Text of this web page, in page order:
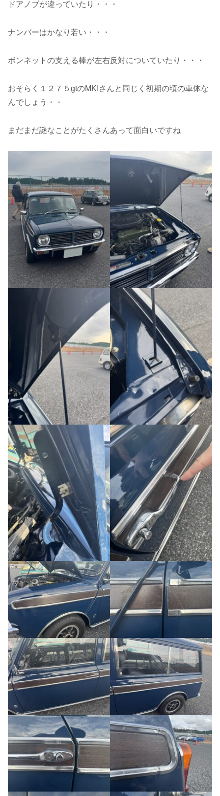
ドアノブが違っていたり・・・
ナンバーはかなり若い・・・
ボンネットの支える棒が左右反対についていたり・・・
おそらく１２７５gtのMKIさんと同じく初期の頃の車体な
んでしょう・・
まだまだ謎なことがたくさんあって面白いですね